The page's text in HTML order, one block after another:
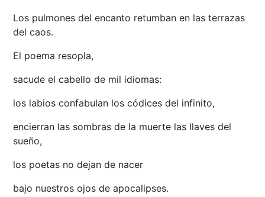
Los pulmones del encanto retumban en las terrazas
del caos.
El poema resopla,
sacude el cabello de mil idiomas:
los labios confabulan los códices del infinito,
encierran las sombras de la muerte las llaves del
sueño,
los poetas no dejan de nacer
bajo nuestros ojos de apocalipses.